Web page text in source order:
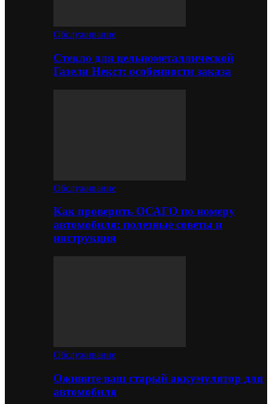
Обслуживание
Стекло для цельнометаллической
Газели Некст: особенности заказа
Обслуживание
Как проверить ОСАГО по номеру
автомобиля: полезные советы и
инструкция
Обслуживание
Оживите ваш старый аккумулятор для
автомобиля